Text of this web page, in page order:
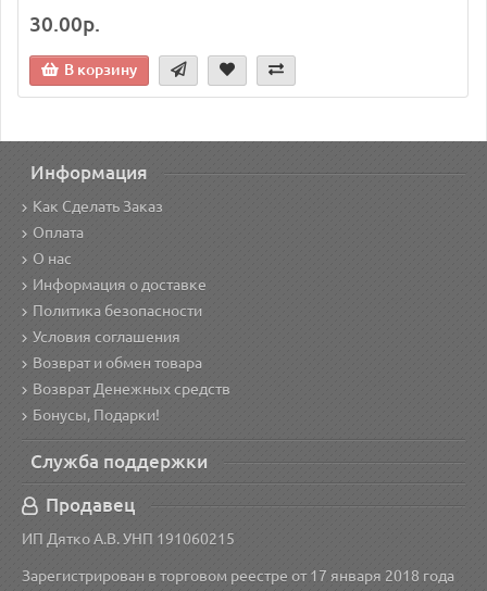
30.00р.
В корзину
Информация
Как Сделать Заказ
Оплата
О нас
Информация о доставке
Политика безопасности
Условия соглашения
Возврат и обмен товара
Возврат Денежных средств
Бонусы, Подарки!
Служба поддержки
Продавец
ИП Дятко А.В. УНП 191060215
Зарегистрирован в торговом реестре от 17 января 2018 года